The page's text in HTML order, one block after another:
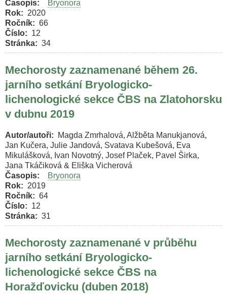
Časopis
Bryonora
Rok
2020
Ročník
66
Číslo
12
Stránka
34
Mechorosty zaznamenané během 26.
jarního setkání Bryologicko-
lichenologické sekce ČBS na Zlatohorsku
v dubnu 2019
Autor/autoři
Magda Zmrhalová, Alžběta Manukjanová,
Jan Kučera, Julie Jandová, Svatava Kubešová, Eva
Mikulášková, Ivan Novotný, Josef Plaček, Pavel Širka,
Jana Tkáčiková & Eliška Vicherová
Časopis
Bryonora
Rok
2019
Ročník
64
Číslo
12
Stránka
31
Mechorosty zaznamenané v průběhu
jarního setkání Bryologicko-
lichenologické sekce ČBS na
Horažďovicku (duben 2018)